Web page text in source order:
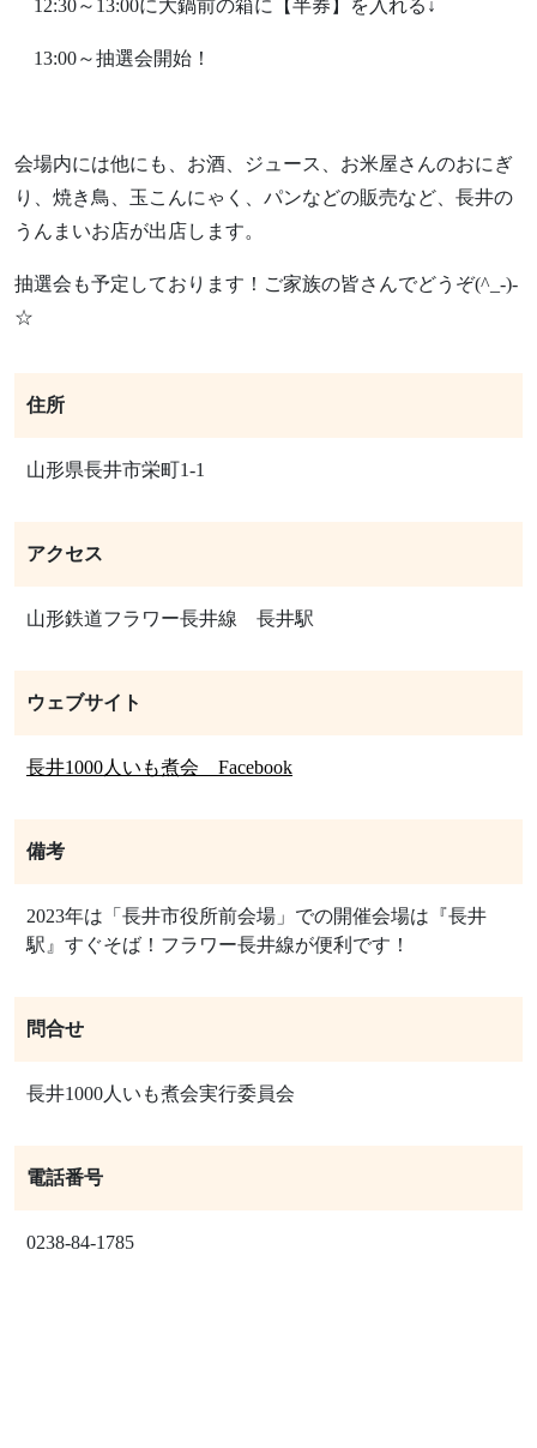
12:30～13:00に大鍋前の箱に【半券】を入れる↓
13:00～抽選会開始！
会場内には他にも、お酒、ジュース、お米屋さんのおにぎ
り、焼き鳥、玉こんにゃく、パンなどの販売など、長井の
うんまいお店が出店します。
抽選会も予定しております！ご家族の皆さんでどうぞ(^_-)-
☆
住所
山形県長井市栄町1-1
アクセス
山形鉄道フラワー長井線 長井駅
ウェブサイト
長井1000人いも煮会 Facebook
備考
2023年は「長井市役所前会場」での開催会場は『長井
駅』すぐそば！フラワー長井線が便利です！
問合せ
長井1000人いも煮会実行委員会
電話番号
0238-84-1785